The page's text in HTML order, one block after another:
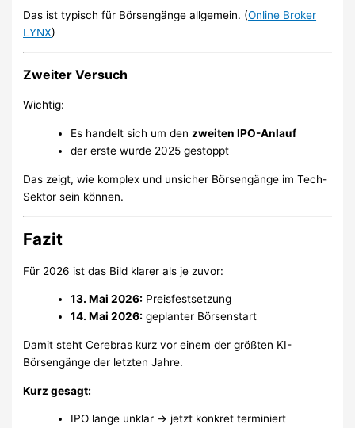
Das ist typisch für Börsengänge allgemein. (Online Broker
LYNX)
Zweiter Versuch
Wichtig:
Es handelt sich um den zweiten IPO-Anlauf
der erste wurde 2025 gestoppt
Das zeigt, wie komplex und unsicher Börsengänge im Tech-
Sektor sein können.
Fazit
Für 2026 ist das Bild klarer als je zuvor:
13. Mai 2026: Preisfestsetzung
14. Mai 2026: geplanter Börsenstart
Damit steht Cerebras kurz vor einem der größten KI-
Börsengänge der letzten Jahre.
Kurz gesagt:
IPO lange unklar → jetzt konkret terminiert